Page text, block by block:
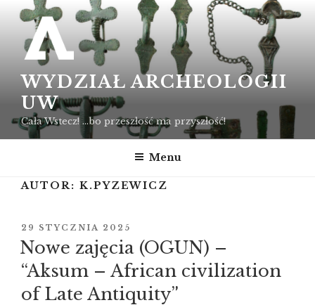
Przejdź
treści
WYDZIAŁ ARCHEOLOGII
UW
Cała Wstecz! …bo przeszłość ma przyszłość!
Menu
AUTOR: K.PYZEWICZ
OPUBLIKOWANE
W
29 STYCZNIA 2025
Nowe zajęcia (OGUN) –
“Aksum – African civilization
of Late Antiquity”